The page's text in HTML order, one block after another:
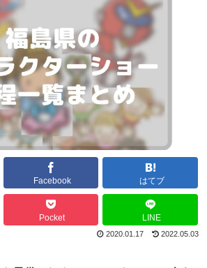
Facebook はてブ
Pocket LINE
2020.01.17 2022.05.03